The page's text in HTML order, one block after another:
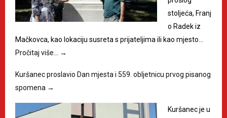
stoljeća, Franj
o Radek iz
Mačkovca, kao lokaciju susreta s prijateljima ili kao mjesto…
Pročitaj više… →
Kuršanec proslavio Dan mjesta i 559. obljetnicu prvog pisanog
spomena →
Kuršanec je u